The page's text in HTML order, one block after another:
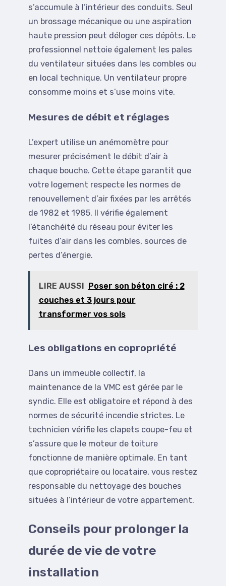
s’accumule à l’intérieur des conduits. Seul
un brossage mécanique ou une aspiration
haute pression peut déloger ces dépôts. Le
professionnel nettoie également les pales
du ventilateur situées dans les combles ou
en local technique. Un ventilateur propre
consomme moins et s’use moins vite.
Mesures de débit et réglages
L’expert utilise un anémomètre pour
mesurer précisément le débit d’air à
chaque bouche. Cette étape garantit que
votre logement respecte les normes de
renouvellement d’air fixées par les arrêtés
de 1982 et 1985. Il vérifie également
l’étanchéité du réseau pour éviter les
fuites d’air dans les combles, sources de
pertes d’énergie.
LIRE AUSSI
Poser son béton ciré : 2
couches et 3 jours pour
transformer vos sols
Les obligations en copropriété
Dans un immeuble collectif, la
maintenance de la VMC est gérée par le
syndic. Elle est obligatoire et répond à des
normes de sécurité incendie strictes. Le
technicien vérifie les clapets coupe-feu et
s’assure que le moteur de toiture
fonctionne de manière optimale. En tant
que copropriétaire ou locataire, vous restez
responsable du nettoyage des bouches
situées à l’intérieur de votre appartement.
Conseils pour prolonger la
durée de vie de votre
installation